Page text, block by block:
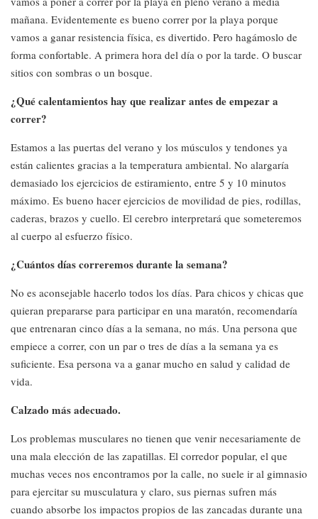
mañana. Evidentemente es bueno correr por la playa porque
vamos a ganar resistencia física, es divertido. Pero hagámoslo de
forma confortable. A primera hora del día o por la tarde. O buscar
sitios con sombras o un bosque.
¿Qué calentamientos hay que realizar antes de empezar a
correr?
Estamos a las puertas del verano y los músculos y tendones ya
están calientes gracias a la temperatura ambiental. No alargaría
demasiado los ejercicios de estiramiento, entre 5 y 10 minutos
máximo. Es bueno hacer ejercicios de movilidad de pies, rodillas,
caderas, brazos y cuello. El cerebro interpretará que someteremos
al cuerpo al esfuerzo físico.
¿Cuántos días correremos durante la semana?
No es aconsejable hacerlo todos los días. Para chicos y chicas que
quieran prepararse para participar en una maratón, recomendaría
que entrenaran cinco días a la semana, no más. Una persona que
empiece a correr, con un par o tres de días a la semana ya es
suficiente. Esa persona va a ganar mucho en salud y calidad de
vida.
Calzado más adecuado.
Los problemas musculares no tienen que venir necesariamente de
una mala elección de las zapatillas. El corredor popular, el que
muchas veces nos encontramos por la calle, no suele ir al gimnasio
para ejercitar su musculatura y claro, sus piernas sufren más
cuando absorbe los impactos propios de las zancadas durante una